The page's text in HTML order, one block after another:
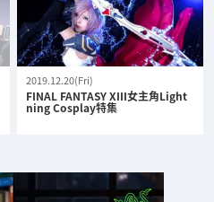
2019.12.20(Fri)
FINAL FANTASY XIII女主角Light
ning Cosplay特集